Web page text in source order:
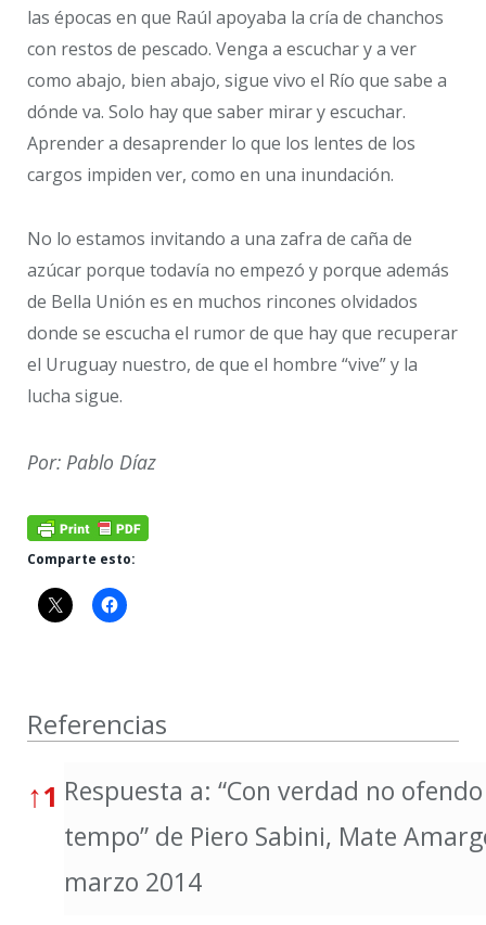
las épocas en que Raúl apoyaba la cría de chanchos
con restos de pescado. Venga a escuchar y a ver
como abajo, bien abajo, sigue vivo el Río que sabe a
dónde va. Solo hay que saber mirar y escuchar.
Aprender a desaprender lo que los lentes de los
cargos impiden ver, como en una inundación.
No lo estamos invitando a una zafra de caña de
azúcar porque todavía no empezó y porque además
de Bella Unión es en muchos rincones olvidados
donde se escucha el rumor de que hay que recuperar
el Uruguay nuestro, de que el hombre “vive” y la
lucha sigue.
Por: Pablo Díaz
Comparte esto:
Referencias
↑1 Respuesta a: “Con verdad no
tempo” de Piero Sabini, Mate
marzo 2014